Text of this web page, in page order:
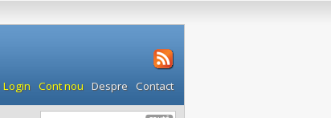
Login Cont nou Despre Contact